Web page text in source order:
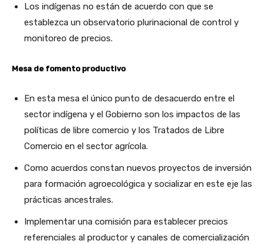
Los indígenas no están de acuerdo con que se
establezca un observatorio plurinacional de control y
monitoreo de precios.
Mesa de fomento productivo
En esta mesa el único punto de desacuerdo entre el
sector indígena y el Gobierno son los impactos de las
políticas de libre comercio y los Tratados de Libre
Comercio en el sector agrícola.
Como acuerdos constan nuevos proyectos de inversión
para formación agroecológica y socializar en este eje las
prácticas ancestrales.
Implementar una comisión para establecer precios
referenciales al productor y canales de comercialización